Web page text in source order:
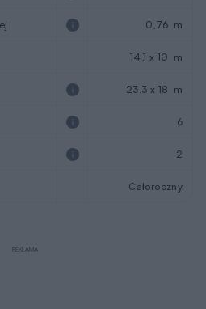
0,76 m
14,1 x 10 m
23,3 x 18 m
6
2
Całoroczny
REKLAMA